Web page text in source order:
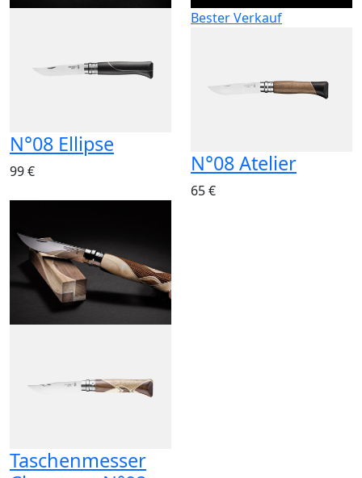
N°08 Ellipse
99 €
Bester Verkauf
N°08 Atelier
65 €
Taschenmesser